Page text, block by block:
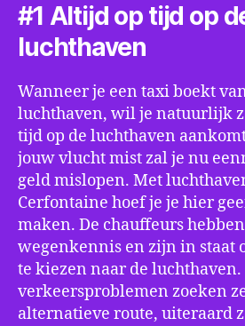
#1 Altijd op tijd op
luchthaven
Wanneer je een taxi boekt
luchthaven, wil je natuurlijk
tijd op de luchthaven
jouw vlucht mist zal je nu
geld mislopen. Met
Cerfontaine hoef je je hier
maken. De chauffeurs
wegenkennis en zijn in staat
te kiezen naar de luchthaven.
verkeersproblemen zoeken
alternatieve route, uiteraard